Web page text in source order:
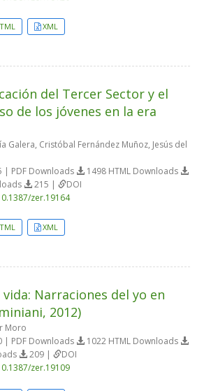
XML
del Tercer Sector y el
de los jóvenes en la era
Galera, Cristóbal Fernández Muñoz, Jesús del
| PDF Downloads
1498 HTML Downloads
215 |
DOI
zer.19164
XML
vida: Narraciones del yo en
2012)
Moro
| PDF Downloads
1022 HTML Downloads
209 |
DOI
zer.19109